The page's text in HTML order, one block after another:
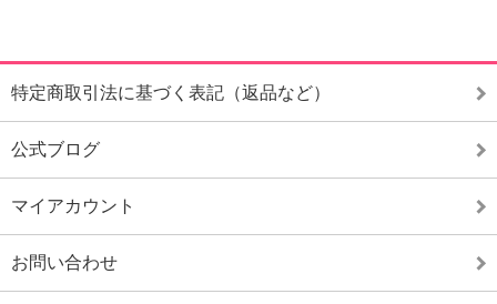
特定商取引法に基づく表記（返品など）
公式ブログ
マイアカウント
お問い合わせ